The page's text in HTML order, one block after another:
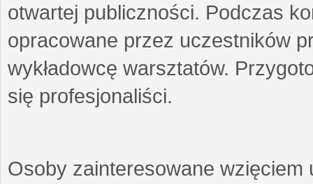
otwartej publiczności. Podczas
opracowane przez uczestników
wykładowcę warsztatów.
się profesjonaliści.
Osoby zainteresowane wzięciem